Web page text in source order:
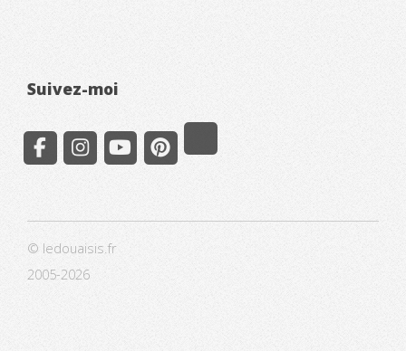
Suivez-moi
© ledouaisis.fr
2005-2026